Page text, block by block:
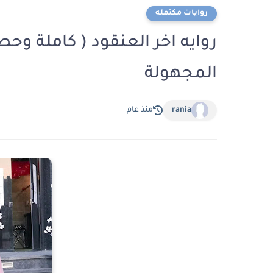
روايات مكتمله
روايه اخر العنقود ( كاملة
المجهولة
rania منذ عام